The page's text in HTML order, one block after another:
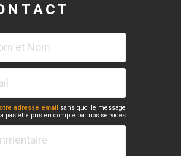
adresse emailsans quoi le message
pas être pris en compte par nos services